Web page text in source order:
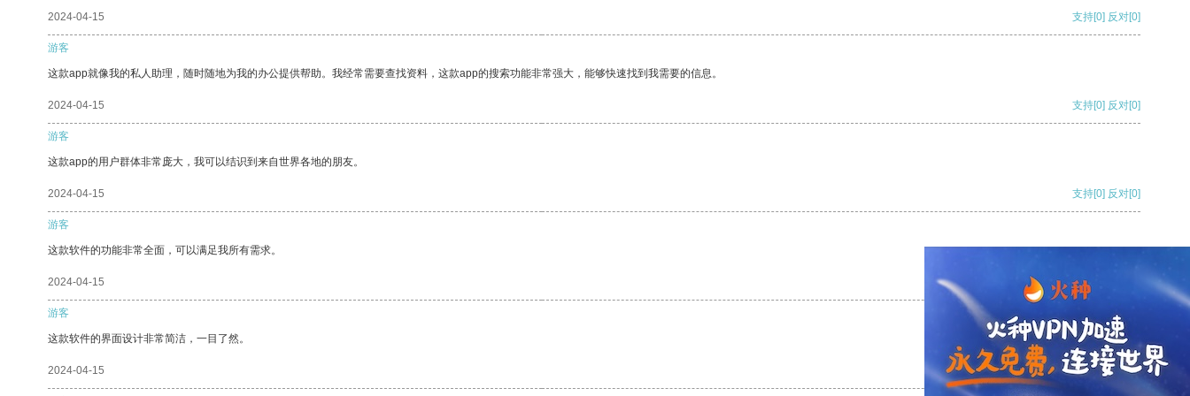
2024-04-15 支持[0] 反对[0]
游客
这款app就像我的私人助理，随时随地为我的办公提供帮助。我经常需要查找资料，这款app的搜索功能非常强大，能够快速找到我需要的信息。
2024-04-15 支持[0] 反对[0]
游客
这款app的用户群体非常庞大，我可以结识到来自世界各地的朋友。
2024-04-15 支持[0] 反对[0]
游客
这款软件的功能非常全面，可以满足我所有需求。
2024-04-15 支持
游客
这款软件的界面设计非常简洁，一目了然。
2024-04-15 支持[0] 反对[0]